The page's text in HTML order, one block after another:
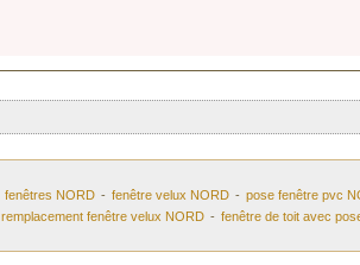
fenêtres NORD - fenêtre velux NORD - pose fenêtre pvc
remplacement fenêtre velux NORD - fenêtre de toit avec